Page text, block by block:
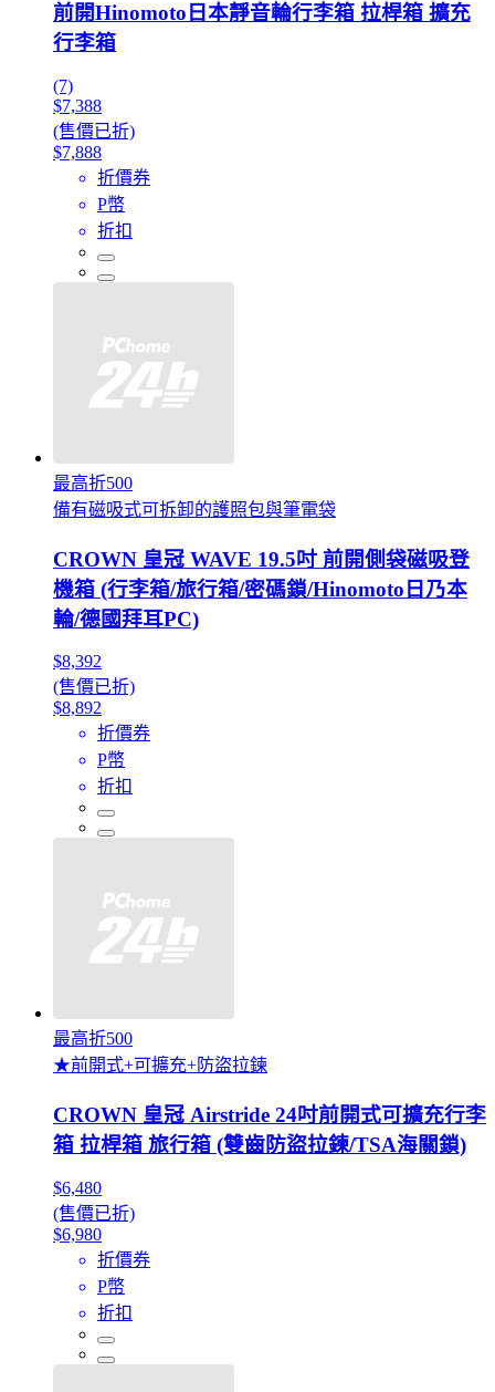
前開Hinomoto日本靜音輪行李箱 拉桿箱 擴充
行李箱
(7)
$7,388
(售價已折)
$7,888
折價券
P幣
折扣
最高折500
備有磁吸式可拆卸的護照包與筆電袋
CROWN 皇冠 WAVE 19.5吋 前開側袋磁吸登
機箱 (行李箱/旅行箱/密碼鎖/Hinomoto日乃本
輪/德國拜耳PC)
$8,392
(售價已折)
$8,892
折價券
P幣
折扣
最高折500
★前開式+可擴充+防盜拉鍊
CROWN 皇冠 Airstride 24吋前開式可擴充行李
箱 拉桿箱 旅行箱 (雙齒防盜拉鍊/TSA海關鎖)
$6,480
(售價已折)
$6,980
折價券
P幣
折扣